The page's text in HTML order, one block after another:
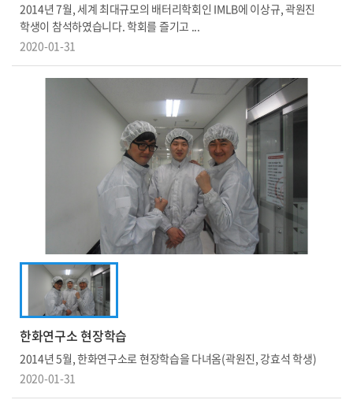
2014년 7월, 세계 최대규모의 배터리학회인 IMLB에 이상규, 곽원진
학생이 참석하였습니다. 학회를 즐기고 ...
2020-01-31
한화연구소 현장학습
2014년 5월, 한화연구소로 현장학습을 다녀옴(곽원진, 강효석 학생)
2020-01-31